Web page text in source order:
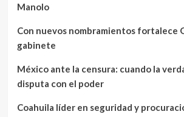
Manolo
Con nuevos nombramientos fortalece
gabinete
México ante la censura: cuando la
disputa con el poder
Coahuila líder en seguridad y